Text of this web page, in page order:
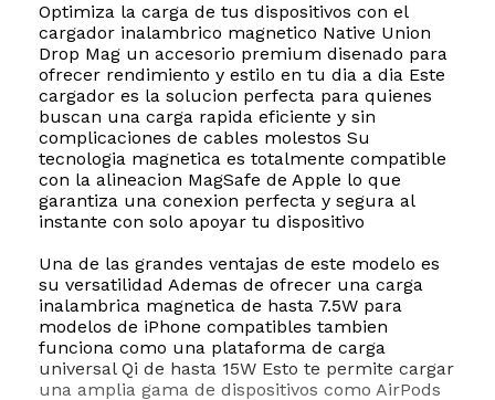
Optimiza la carga de tus dispositivos con el
cargador inalambrico magnetico Native Union
Drop Mag un accesorio premium disenado para
ofrecer rendimiento y estilo en tu dia a dia Este
cargador es la solucion perfecta para quienes
buscan una carga rapida eficiente y sin
complicaciones de cables molestos Su
tecnologia magnetica es totalmente compatible
con la alineacion MagSafe de Apple lo que
garantiza una conexion perfecta y segura al
instante con solo apoyar tu dispositivo
Una de las grandes ventajas de este modelo es
su versatilidad Ademas de ofrecer una carga
inalambrica magnetica de hasta 7.5W para
modelos de iPhone compatibles tambien
funciona como una plataforma de carga
universal Qi de hasta 15W Esto te permite cargar
una amplia gama de dispositivos como AirPods